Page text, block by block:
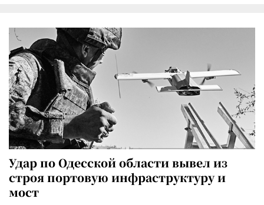
Удар по Одесской области вывел из
строя портовую инфраструктуру и
мост